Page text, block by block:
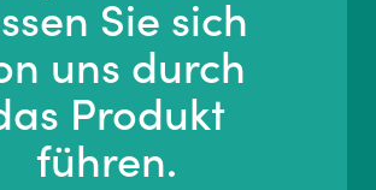
Sie sich
uns durch
Produkt
führen.